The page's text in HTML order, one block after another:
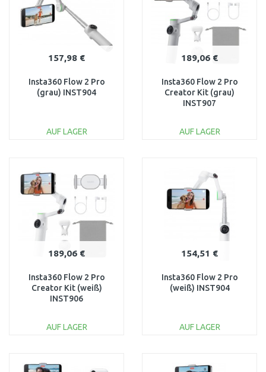
157,98 €
Insta360 Flow 2 Pro
(grau) INST904
AUF LAGER
Vergleichen
189,06 €
Insta360 Flow 2 Pro
Creator Kit (grau)
INST907
AUF LAGER
Vergleichen
189,06 €
Insta360 Flow 2 Pro
Creator Kit (weiß)
INST906
AUF LAGER
154,51 €
Insta360 Flow 2 Pro
(weiß) INST904
AUF LAGER